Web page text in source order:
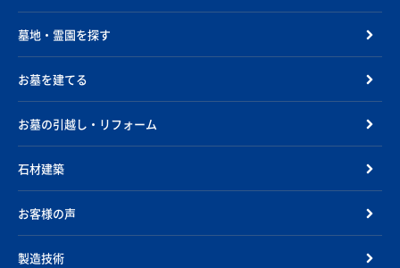
墓地・霊園を探す
お墓を建てる
お墓の引越し・リフォーム
石材建築
お客様の声
製造技術